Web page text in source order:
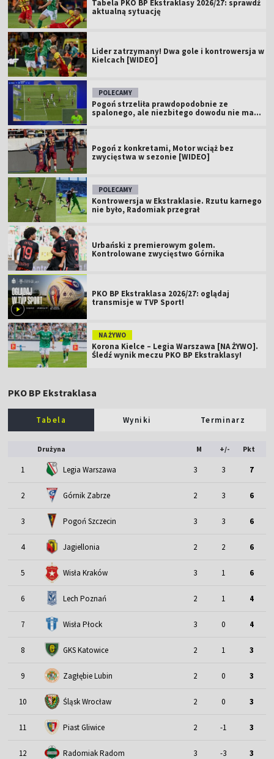
Tabela PKO BP Ekstraklasy 2026/27: sprawdź
aktualną sytuację
Lider zatrzymany! Dwa gole i kontrowersja w
Kielcach [WIDEO]
POLECAMY
Pogoń strzeliła prawdopodobnie ze
spalonego, ale niezbitego dowodu nie ma...
Pogoń z konkretami, Motor wciąż bez
zwycięstwa w sezonie [WIDEO]
POLECAMY
Kontrowersja w Ekstraklasie. Rzutu karnego
nie było, Radomiak przegrał
Urbański z premierowym golem.
Kontrolowane zwycięstwo Górnika
PKO BP Ekstraklasa 2026/27: oglądaj
transmisje w TVP Sport!
NA ŻYWO
Korona Kielce – Legia Warszawa [NA ŻYWO].
Śledź wynik meczu PKO BP Ekstraklasy!
PKO BP Ekstraklasa
Tabela Wyniki Terminarz
Drużyna M +/- Pkt
1 Legia Warszawa 3 3 7
2 Górnik Zabrze 2 3 6
3 Pogoń Szczecin 3 3 6
4 Jagiellonia 2 2 6
5 Wisła Kraków 3 1 6
6 Lech Poznań 2 1 4
7 Wisła Płock 3 0 4
8 GKS Katowice 2 1 3
9 Zagłębie Lubin 2 0 3
10 Śląsk Wrocław 2 0 3
11 Piast Gliwice 2 -1 3
12 Radomiak Radom 3 -3 3